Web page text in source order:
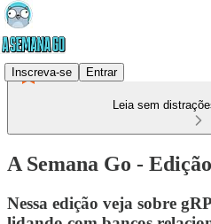
Inscreva-se Entrar
Leia sem
A Semana Go -
Nessa edição veja sobre